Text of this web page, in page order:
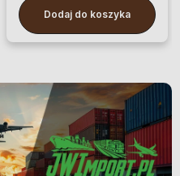
Dodaj do koszyka